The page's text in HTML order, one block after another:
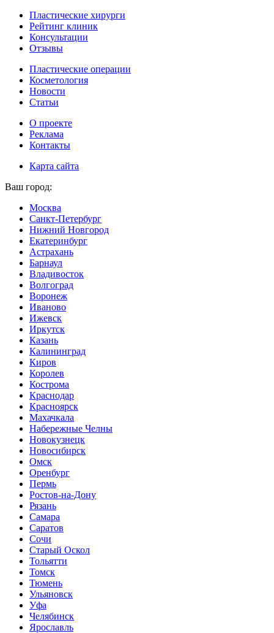
Пластические хирурги
Рейтинг клиник
Консультации
Отзывы
Пластические операции
Косметология
Новости
Статьи
О проекте
Реклама
Контакты
Карта сайта
Ваш город:
Москва
Санкт-Петербург
Нижний Новгород
Екатеринбург
Астрахань
Барнаул
Владивосток
Волгоград
Воронеж
Иваново
Ижевск
Иркутск
Казань
Калининград
Киров
Королев
Кострома
Краснодар
Красноярск
Махачкала
Набережные Челны
Новокузнецк
Новосибирск
Омск
Оренбург
Пермь
Ростов-на-Дону
Рязань
Самара
Саратов
Сочи
Старый Оскол
Тольятти
Томск
Тюмень
Ульяновск
Уфа
Челябинск
Ярославль